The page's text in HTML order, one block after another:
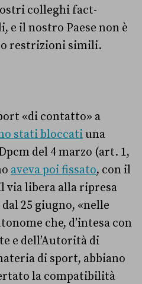
colleghi fact-
e il nostro Paese non è
restrizioni simili.
«di contatto» a
stati bloccatiuna
del 4 marzo (art. 1,
aveva poi fissato, con il
via libera alla ripresa
25 giugno, «nelle
che, d’intesa con
e dell’Autorità di
di sport, abbiano
la compatibilità